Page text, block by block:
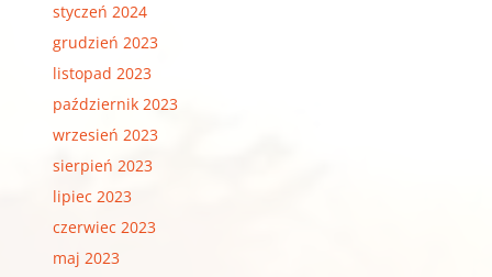
styczeń 2024
grudzień 2023
listopad 2023
październik 2023
wrzesień 2023
sierpień 2023
lipiec 2023
czerwiec 2023
maj 2023